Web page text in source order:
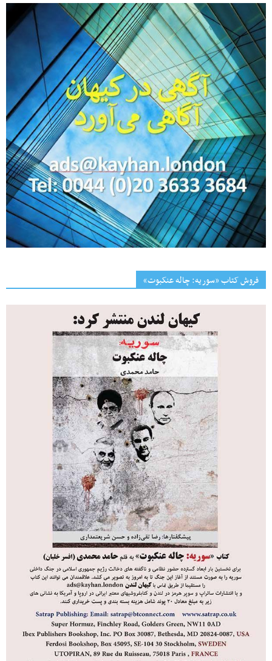
فروش کتاب «سوریه: چاله عنکبوت»